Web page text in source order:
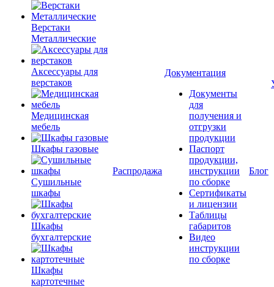
Верстаки
Металлические
Аксессуары для
верстаков
Медицинская
мебель
Шкафы газовые
Сушильные
шкафы
Шкафы
бухгалтерские
Шкафы
картотечные
Распродажа
Документация
Документы
для
получения и
отгрузки
продукции
Паспорт
продукции,
инструкции
по сборке
Сертификаты
и лицензии
Таблицы
габаритов
Видео
инструкции
по сборке
Блог